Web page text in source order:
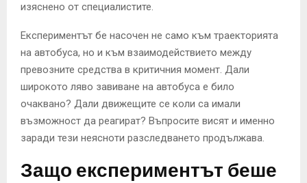
изяснено от специалистите.
Експериментът бе насочен не само към траекторията
на автобуса, но и към взаимодействието между
превозните средства в критичния момент. Дали
широкото ляво завиване на автобуса е било
очаквано? Дали движещите се коли са имали
възможност да реагират? Въпросите висят и именно
заради тези неясноти разследването продължава.
Защо експериментът беше